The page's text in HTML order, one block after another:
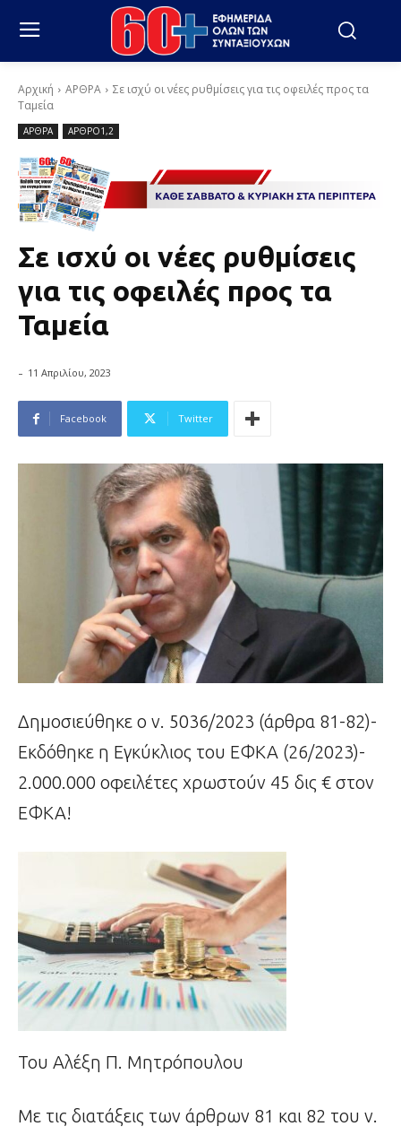
Αρχική ΑΡΘΡΑ
Σε ισχύ οι νέες ρυθμίσεις για τις οφειλές προς τα
Ταμεία
ΑΡΘΡΑ ΑΡΘΡΟ1,2
Σε ισχύ οι νέες ρυθμίσεις
για τις οφειλές προς τα
Ταμεία
- 11 Απριλίου, 2023
Facebook Twitter
Δημοσιεύθηκε ο ν. 5036/2023 (άρθρα 81-82)-
Εκδόθηκε η Εγκύκλιος του ΕΦΚΑ (26/2023)-
2.000.000 οφειλέτες χρωστούν 45 δις € στον
ΕΦΚΑ!
Του Αλέξη Π. Μητρόπουλου
Με τις διατάξεις των άρθρων 81 και 82 του ν.